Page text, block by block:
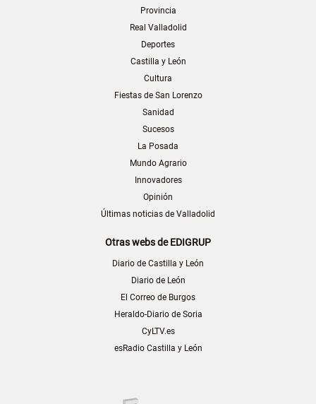
Provincia
Real Valladolid
Deportes
Castilla y León
Cultura
Fiestas de San Lorenzo
Sanidad
Sucesos
La Posada
Mundo Agrario
Innovadores
Opinión
Últimas noticias de Valladolid
Otras webs de EDIGRUP
Diario de Castilla y León
Diario de León
El Correo de Burgos
Heraldo-Diario de Soria
CyLTV.es
esRadio Castilla y León